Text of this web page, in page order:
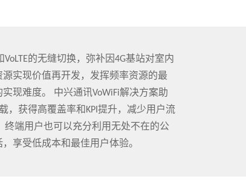
的无缝切换，弥补因4G基站对室内
实现价值再开发，发挥频率资源的最
现难度。 中兴通讯VoWiFi解决方案助
，获得高覆盖率和KPI提升，减少用户流
端用户也可以充分利用无处不在的公
享受低成本和最佳用户体验。